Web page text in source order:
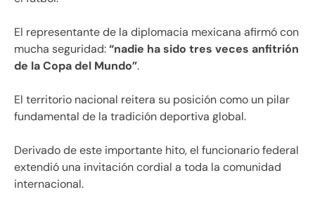
El representante de la diplomacia mexicana afirmó con
mucha seguridad:“nadie ha sido tres veces anfitrión
de la Copa del Mundo”.
El territorio nacional reitera su posición como un pilar
fundamental de la tradición deportiva global.
Derivado de este importante hito, el funcionario federal
extendió una invitación cordial a toda la comunidad
internacional.